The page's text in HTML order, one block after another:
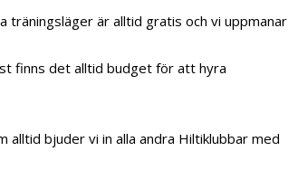
träningsläger är alltid gratis och vi uppmanar
finns det alltid budget för att hyra
bjuder vi in alla andra Hiltiklubbar med